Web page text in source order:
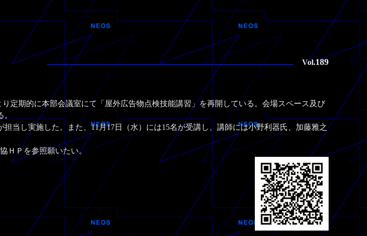
Vol.189
定期的に本部会議室にて「屋外広告物点検技能講習」を再開している。会場スペース及び
当し実施した。また、11月17日（水）には15名が受講し、講師には小野利器氏、加藤雅之
ＨＰを参照願いたい。